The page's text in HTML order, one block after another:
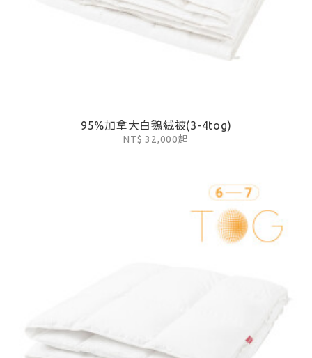
95%加拿大白鵝絨被(3-4tog)
NT$ 32,000起